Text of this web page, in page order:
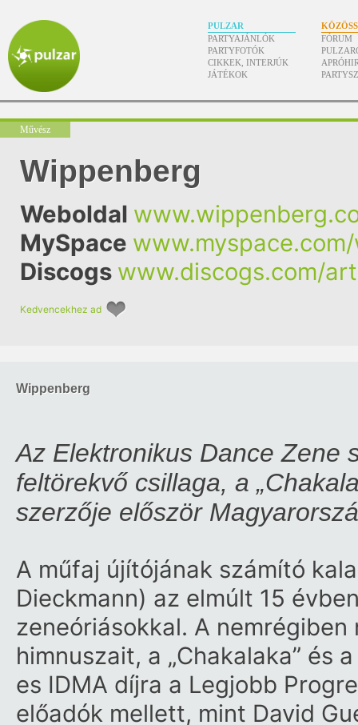
PULZAR
PARTYAJÁNLÓK
PARTYFOTÓK
CIKKEK, INTERJÚK
JÁTÉKOK
FÓRUM
Művész
Wippenberg
Weboldal
MySpace
Discogs www.discogs.com/
Kedvencekhez ad
Wippenberg
Az Elektronikus Dance Zene
feltörekvő csillaga, a
szerzője először
A műfaj újítójának számító
Dieckmann) az elmúlt 15
zeneóriásokkal. A
himnuszait, a „Chakalaka” és
es IDMA díjra a Legjobb
előadók mellett, mint David